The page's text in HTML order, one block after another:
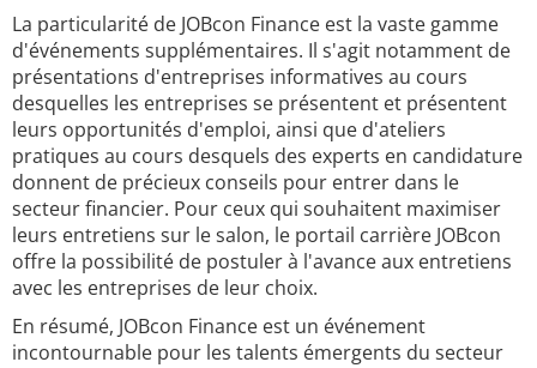
La particularité de JOBcon Finance est la vaste gamme
d'événements supplémentaires. Il s'agit notamment de
présentations d'entreprises informatives au cours
desquelles les entreprises se présentent et présentent
leurs opportunités d'emploi, ainsi que d'ateliers
pratiques au cours desquels des experts en candidature
donnent de précieux conseils pour entrer dans le
secteur financier. Pour ceux qui souhaitent maximiser
leurs entretiens sur le salon, le portail carrière JOBcon
offre la possibilité de postuler à l'avance aux entretiens
avec les entreprises de leur choix.
En résumé, JOBcon Finance est un événement
incontournable pour les talents émergents du secteur